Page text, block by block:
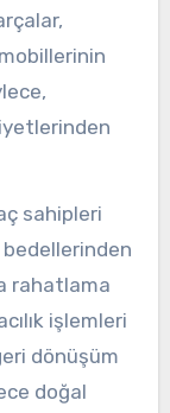
sahipleri
rahatlama
işlemleri
dönüşüm
doğal